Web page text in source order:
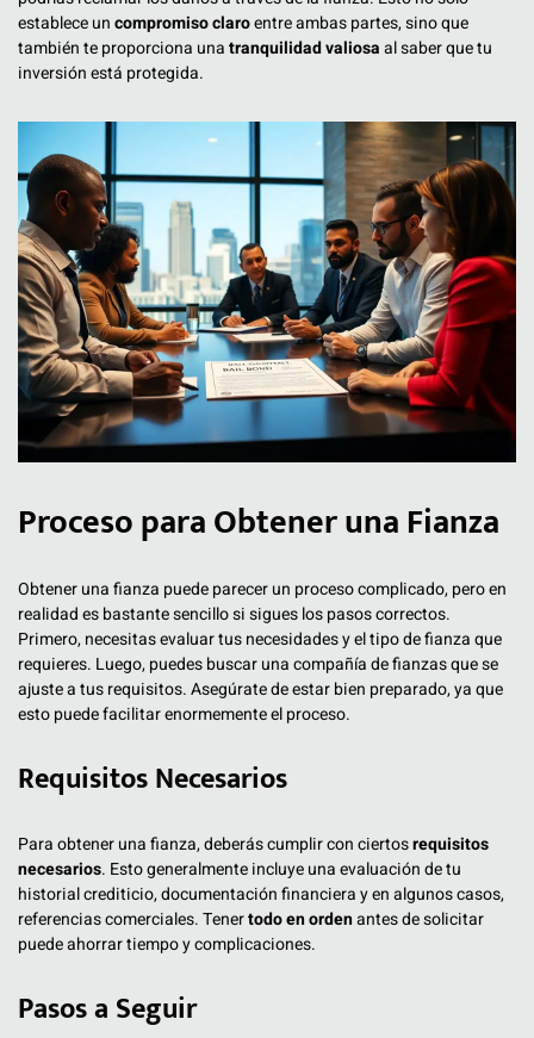
establece uncompromiso claroentre ambas partes, sino que
también te proporciona unatranquilidad valiosaal saber que tu
inversión está protegida.
Proceso para Obtener una Fianza
Obtener una fianza puede parecer un proceso complicado, pero en
realidad es bastante sencillo si sigues los pasos correctos.
Primero, necesitas evaluar tus necesidades y el tipo de fianza que
requieres. Luego, puedes buscar una compañía de fianzas que se
ajuste a tus requisitos. Asegúrate de estar bien preparado, ya que
esto puede facilitar enormemente el proceso.
Requisitos Necesarios
Para obtener una fianza, deberás cumplir con ciertosrequisitos
necesarios. Esto generalmente incluye una evaluación de tu
historial crediticio, documentación financiera y en algunos casos,
referencias comerciales. Tenertodo en ordenantes de solicitar
puede ahorrar tiempo y complicaciones.
Pasos a Seguir